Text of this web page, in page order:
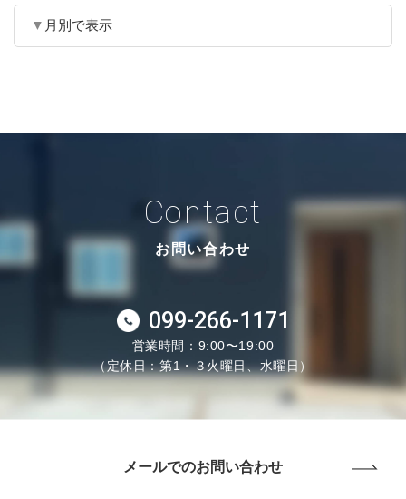
月別で表示
Contact
お問い合わせ
099-266-1171
営業時間：9:00〜19:00
（定休日：第1・３火曜日、水曜日）
メールでのお問い合わせ